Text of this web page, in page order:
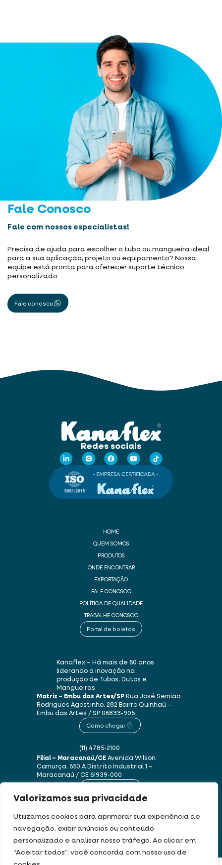
Valorizamos sua privacidade
Utilizamos cookies para aprimorar sua experiência de
navegação, exibir anúncios ou conteúdo
personalizado e analisar nosso tráfego. Ao clicar em
“Aceitar todos”, você concorda com nosso uso de
Fale Conosco
Fale com nossos especialistas!
Precisa de ajuda para escolher o tubo ou mangueira ideal
para a sua aplicação, projeto ou equipamento? Nossa
equipe está pronta para oferecer suporte técnico
personalizado
Fale conosco
Redes sociais
HOME
QUEM SOMOS
PRODUTOS
ONDE ENCONTRAR
EXPORTAÇÃO
FALE CONOSCO
POLÍTICA DE QUALIDADE
TRABALHE CONOSCO
Portal de boletos
Kanaflex – Há mais de 50 anos
liderando a inovação na
produção de Tubos, Dutos e
Mangueiras
Matriz – Embu das Artes/SPRua José Semião
Rodrigues Agostinho, 282 Bairro Quinhaú –
Embu das Artes / SP06833-905
Como chegar
(11) 4785-2100
Filial – Maracanaú/CEAvenida Wilson
Camurça, 650 ADistrito Industrial 1 –
Maracanaú / CE61939-000
Este site usa cookies e dados pessoais de acordo com os nossosTermos de Uso e